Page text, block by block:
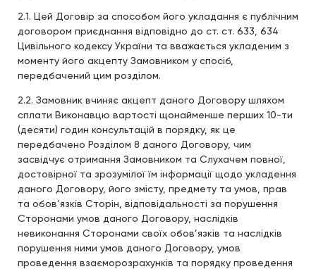
2.1. Цей Договір за способом його укладання є публічним
договором приєднання відповідно до ст. ст. 633, 634
Цивільного кодексу України та вважається укладеним з
моменту його акцепту Замовником у спосіб,
передбачений цим розділом.
2.2. Замовник вчиняє акцепт даного Договору шляхом
сплати Виконавцю вартості щонайменше перших 10-ти
(десяти) годин консультацій в порядку, як це
передбачено Розділом 8 даного Договору, чим
засвідчує отримання Замовником та Слухачем повної,
достовірної та зрозумілої їм інформації щодо укладення
даного Договору, його змісту, предмету та умов, прав
та обов’язків Сторін, відповідальності за порушення
Сторонами умов даного Договору, наслідків
невиконання Сторонами своїх обов’язків та наслідків
порушення ними умов даного Договору, умов
проведення взаєморозрахунків та порядку проведення